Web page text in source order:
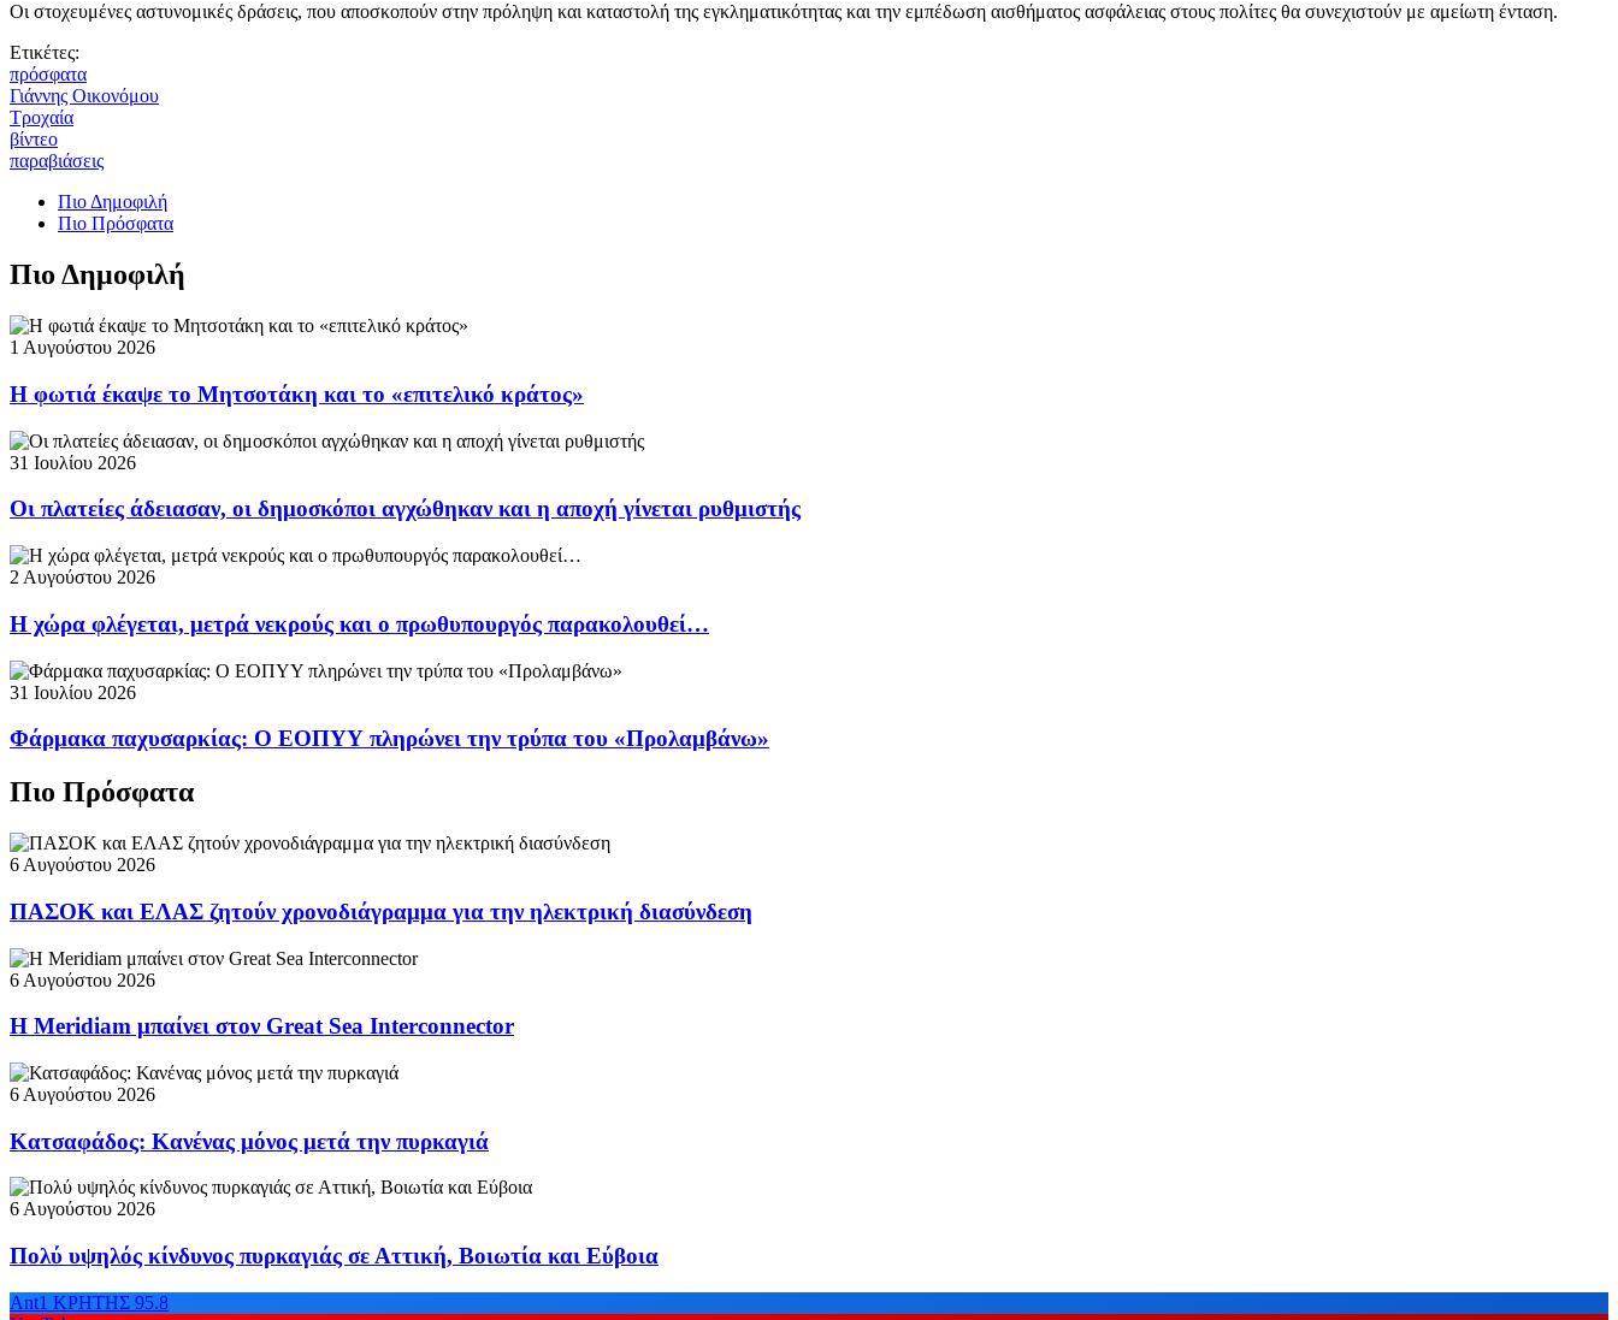
Οι στοχευμένες αστυνομικές δράσεις, που αποσκοπούν στην πρόληψη και καταστολή της εγκληματικότητας και την εμπέδωση αισθήματος ασφάλειας στους πολίτες θα συνεχιστούν με αμείωτη ένταση.
Ετικέτες:
πρόσφατα
Γιάννης Οικονόμου
Τροχαία
βίντεο
παραβιάσεις
Πιο Δημοφιλή
Πιο Πρόσφατα
Πιο Δημοφιλή
1 Αυγούστου 2026
Η φωτιά έκαψε το Μητσοτάκη και το «επιτελικό κράτος»
31 Ιουλίου 2026
Οι πλατείες άδειασαν, οι δημοσκόποι αγχώθηκαν και η αποχή γίνεται ρυθμιστής
2 Αυγούστου 2026
Η χώρα φλέγεται, μετρά νεκρούς και ο πρωθυπουργός παρακολουθεί…
31 Ιουλίου 2026
Φάρμακα παχυσαρκίας: Ο ΕΟΠΥΥ πληρώνει την τρύπα του «Προλαμβάνω»
Πιο Πρόσφατα
6 Αυγούστου 2026
ΠΑΣΟΚ και ΕΛΑΣ ζητούν χρονοδιάγραμμα για την ηλεκτρική διασύνδεση
6 Αυγούστου 2026
Η Meridiam μπαίνει στον Great Sea Interconnector
6 Αυγούστου 2026
Κατσαφάδος: Κανένας μόνος μετά την πυρκαγιά
6 Αυγούστου 2026
Πολύ υψηλός κίνδυνος πυρκαγιάς σε Αττική, Βοιωτία και Εύβοια
Ant1 ΚΡΗΤΗΣ 95.8